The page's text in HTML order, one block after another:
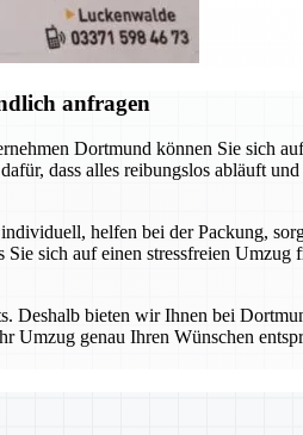
anfragen
Dortmund können Sie sich
dass alles reibungslos abläuft
helfen bei der Packung,
Sie sich auf einen stressfreien
Deshalb bieten wir Ihnen bei
genau Ihren Wünschen